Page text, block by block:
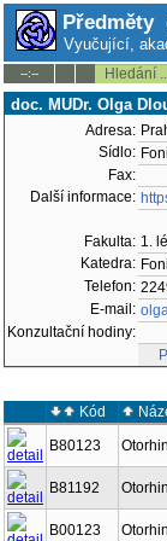
Předměty
Vyučující,
--:-- Hledání
doc. MUDr. Olga
Adresa:
Sídlo:
Fax:
Další informace:
Fakulta: 1.
Katedra:
Telefon:
E-mail:
Konzultační hodiny:
Kód
B80123
B81192
B00123